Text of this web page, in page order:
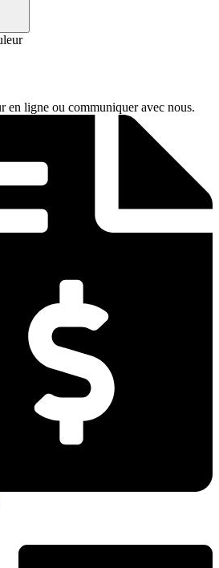
en ligne ou communiquer avec nous.